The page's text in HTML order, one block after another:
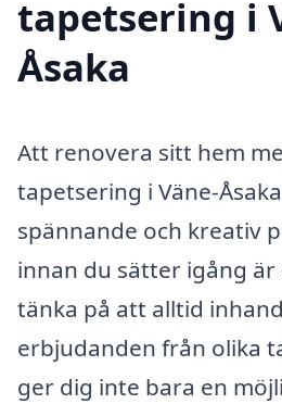
tapetsering i
Åsaka
Att renovera sitt hem
tapetsering i Väne-
spännande och kreativ
innan du sätter igång
tänka på att alltid
erbjudanden från olika
ger dig inte bara en